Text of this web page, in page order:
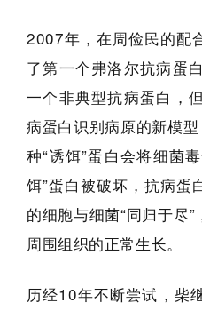
2007年，在周俭民的配
了第一个弗洛尔抗病蛋
一个非典型抗病蛋白，
病蛋白识别病原的新模
种“诱饵”蛋白会将细菌
饵”蛋白被破坏，抗病蛋
的细胞与细菌“同归于尽
周围组织的正常生长。
历经10年不断尝试，柴